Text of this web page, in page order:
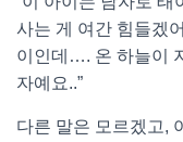
사는 게 여간 힘들겠
이인데…. 온 하늘이
자예요..”
다른 말은 모르겠고,